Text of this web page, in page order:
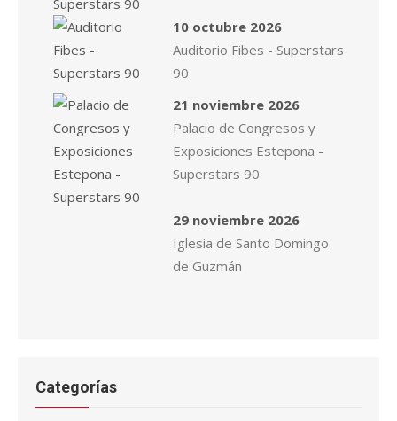
10 octubre 2026
Auditorio Fibes - Superstars
90
21 noviembre 2026
Palacio de Congresos y
Exposiciones Estepona -
Superstars 90
29 noviembre 2026
Iglesia de Santo Domingo
de Guzmán
Categorías